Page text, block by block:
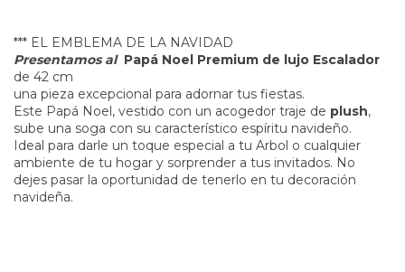
*** EL EMBLEMA DE LA NAVIDAD
Presentamos al Papá Noel Premium de lujo Escalador
de 42 cm
una pieza excepcional para adornar tus fiestas.
Este Papá Noel, vestido con un acogedor traje de plush,
sube una soga con su característico espíritu navideño.
Ideal para darle un toque especial a tu Arbol o cualquier
ambiente de tu hogar y sorprender a tus invitados. No
dejes pasar la oportunidad de tenerlo en tu decoración
navideña.